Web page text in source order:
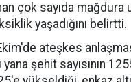
çok sayıda mağdura
yaşadığını belirtti.
ateşkes
şehit sayısının